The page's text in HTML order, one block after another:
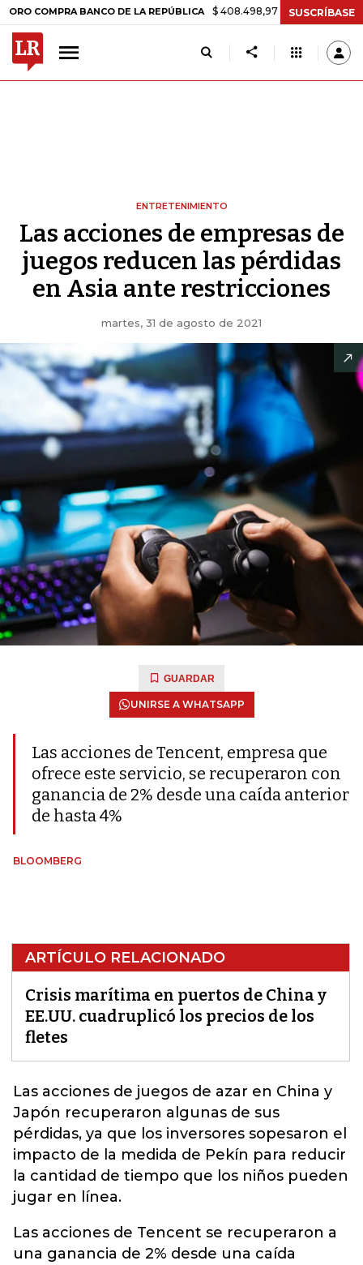
BANCO DE LA REPÚBLICA $ 408.498,97 +$ 8.753,81 +2,19%
SUSCRÍBASE
ENTRETENIMIENTO
Las acciones de empresas de
juegos reducen las pérdidas
en Asia ante restricciones
martes, 31 de agosto de 2021
GUARDAR
UNIRSE A WHATSAPP
Las acciones de Tencent, empresa que
ofrece este servicio, se recuperaron con
ganancia de 2% desde una caída anterior
de hasta 4%
BLOOMBERG
ARTÍCULO RELACIONADO
Crisis marítima en puertos de China y
EE.UU. cuadruplicó los precios de los
fletes
Las acciones de juegos de azar en China y
Japón recuperaron algunas de sus
pérdidas, ya que los inversores sopesaron el
impacto de la medida de Pekín para reducir
la cantidad de tiempo que los niños pueden
jugar en línea.
Las acciones de Tencent se recuperaron a
una ganancia de 2% desde una caída